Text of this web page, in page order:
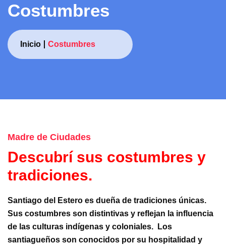
Costumbres
Inicio Costumbres
Madre de Ciudades
Descubrí sus costumbres y
tradiciones.
Santiago del Estero es dueña de tradiciones únicas.
Sus costumbres son distintivas y reflejan la influencia
de las culturas indígenas y coloniales. Los
santiagueños son conocidos por su hospitalidad y